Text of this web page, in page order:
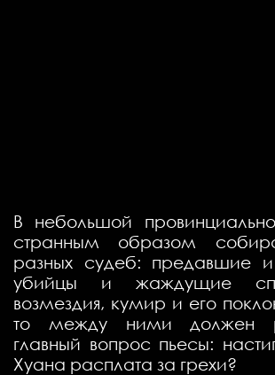
В небольшой
странным образом
разных судеб: предавшие
убийцы и жаждущие
возмездия, кумир и его
то между ними должен
главный вопрос пьесы:
Хуана расплата за грехи?